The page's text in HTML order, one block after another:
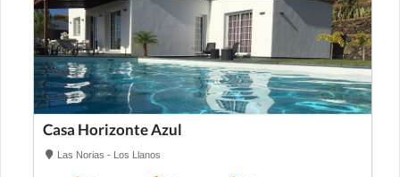
Casa Horizonte Azul
Las Norias - Los Llanos